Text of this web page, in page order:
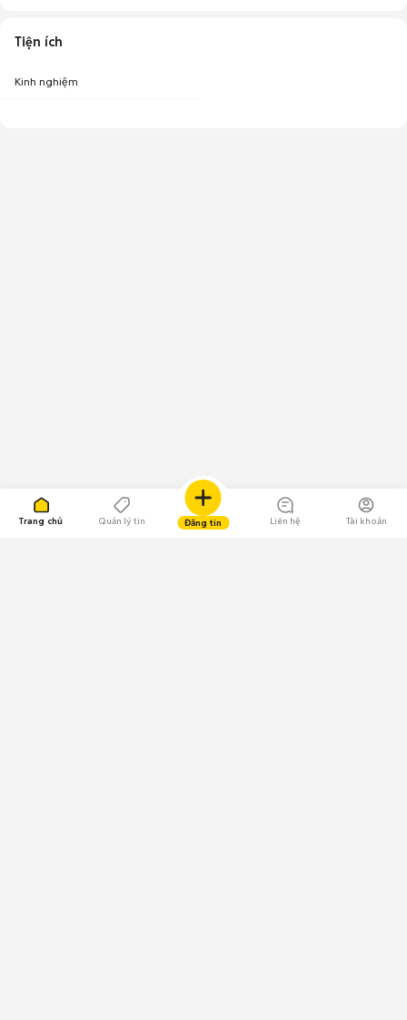
Trang chủ Quản lý tin Đăng tin Liên hệ Tài khoản
Tiện ích
Kinh nghiệm